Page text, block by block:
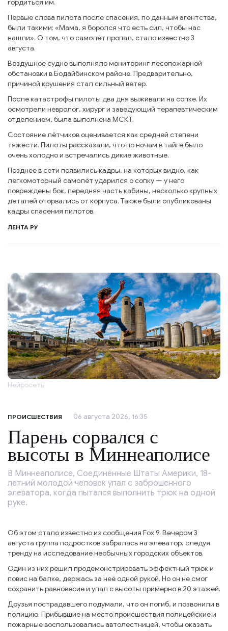
гордиться им.
Первые слова пилота после спасения, по данным агентства,
были такими: «Мама, я боролся что есть сил, чтобы нас
нашли». О том, что самолёт пропал, стало известно 3
августа.
Воздушное судно выполняло мониторинг лесопожарной
обстановки в Бодайбинском районе. Предварительно,
причиной крушения стал сильный ветер.
После катастрофы пилоты два дня выживали на сопке. Их
осмотрели невролог, хирург и заведующий терапевтическим
отделением, была выполнена МСКТ.
Состояние лётчиков оценивается как средней степени
тяжести. Пилоты рассказали, что по ночам в тайге было
очень холодно и встречались дикие животные.
Позднее в сети появились кадры, на которых видно, как
легкомоторный самолёт ударился о сопку — у него
повреждены бок, передняя часть кабины, несколько крупных
деталей оторвались от корпуса. Также были опубликованы
кадры спасения пилотов.
ЛЕНТА РУ
Нейросеть
ПРОИСШЕСТВИЯ 06 августа 2026, 16:35
Парень сорвался с
высоты в Миннеаполисе
В Миннеаполисе, Соединённые Штаты Америки, 18-
летний молодой человек упал с заброшенного
элеватора, когда пытался выполнить трюк на одной
руке.
Об этом стало известно из сообщения Fox 9. Вечером 3
августа группа подростков забралась на элеватор, следуя
тренду на исследование необычных городских объектов.
Один из них решил продемонстрировать эффектный трюк и
повис на балке, держась за неё одной рукой. Но он не смог
сохранить равновесие и упал с высоты примерно в 20 этажей.
Друзья пострадавшего подумали, что он погиб, и позвонили в
полицию. Прибывшие на место происшествия полицейские и
пожарные воспользовались автолестницей, чтобы оказать